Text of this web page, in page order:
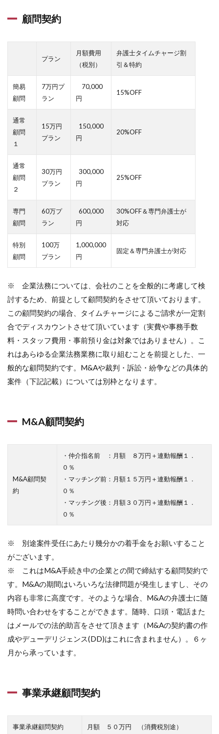
顧問契約
プラン
月額費用
（税別）
弁護士タイムチャージ割
引＆特約
簡易
顧問
7万円プ
ラン
70,000
円
15%OFF
通常
顧問
１
15万円
プラン
150,000
円
20%OFF
通常
顧問
２
30万円
プラン
300,000
円
25%OFF
専門
顧問
60万プ
ラン
600,000
円
30%OFF＆専門弁護士が
対応
特別
顧問
100万
プラン
1,000,000
円
固定＆専門弁護士が対応
※ 企業法務については、会社のことを全般的に考慮して検
討するため、前提として顧問契約をさせて頂いております。
この顧問契約の場合、タイムチャージによるご請求が一定割
合でディスカウントさせて頂いています（実費や事務手数
料・スタッフ費用・事前預り金は対象ではありません）。こ
れはあらゆる企業法務業務に取り組むことを前提とした、一
般的な顧問契約です。M&Aや裁判・訴訟・紛争などの具体的
案件（下記記載）については別枠となります。
M&A顧問契約
M&A顧問契
約
・仲介指名前 ：月額 ８万円＋連動報酬１．
０％
・マッチング前：月額１５万円＋連動報酬１．
０％
・マッチング後：月額３０万円＋連動報酬１．
０％
※ 別途案件受任にあたり幾分かの着手金をお願いすること
がございます。
※ これはM&A手続き中の企業との間で締結する顧問契約で
す。M&Aの期間はいろいろな法律問題が発生しますし、その
内容も非常に高度です。そのような場合、M&Aの弁護士に随
時問い合わせをすることができます。随時、口頭・電話また
はメールでの法的助言をさせて頂きます（M&Aの契約書の作
成やデューデリジェンス(DD)はこれに含まれません）。６ヶ
月から承っています。
事業承継顧問契約
事業承継顧問契約 月額 ５０万円 （消費税別途）